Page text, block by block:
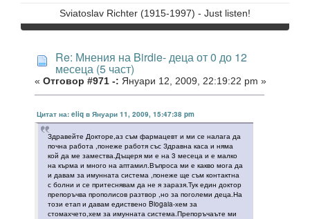
Sviatoslav Richter (1915-1997) - Just listen!
Re: Мнения на Birdie- деца от 0 до 12
месеца (5 част)
« Отговор #971 -: Януари 12, 2009, 22:19:22 pm »
Цитат на: eliq в Януари 11, 2009, 15:47:38 pm
Здравейте Докторе,аз съм фармацевт и ми се налага да
почна работа ,понеже работя със Здравна каса и няма
кой да ме замества.Дъщеря ми е на 3 месеца и е малко
на кърма и много на аптамил.Въпроса ми е какво мога да
и давам за имунната система ,понеже ще съм контактна
с болни и се притеснявам да не я заразя.Тук един доктор
препоръчва прополисов разтвор ,но за поголеми деца.На
този етап и давам едиствено Biogaia-хем за
стомахчето,хем за имунната система.Препоръчаъте ми